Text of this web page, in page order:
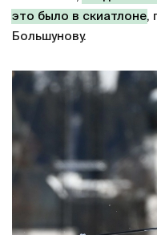
это было в скиатлоне,
Большунову.